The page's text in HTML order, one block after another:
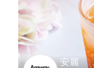
安麗